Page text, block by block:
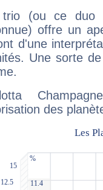
(ou ce duo
offre un
d'une
Une sorte
des